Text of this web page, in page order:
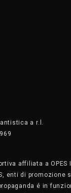
a r.l.
affiliata a OPES
enti di
é in